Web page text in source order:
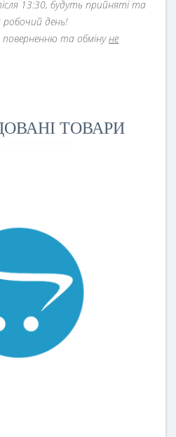
13:30, будуть прийняті та
робочий день!
та обмінуне
ТОВАРИ